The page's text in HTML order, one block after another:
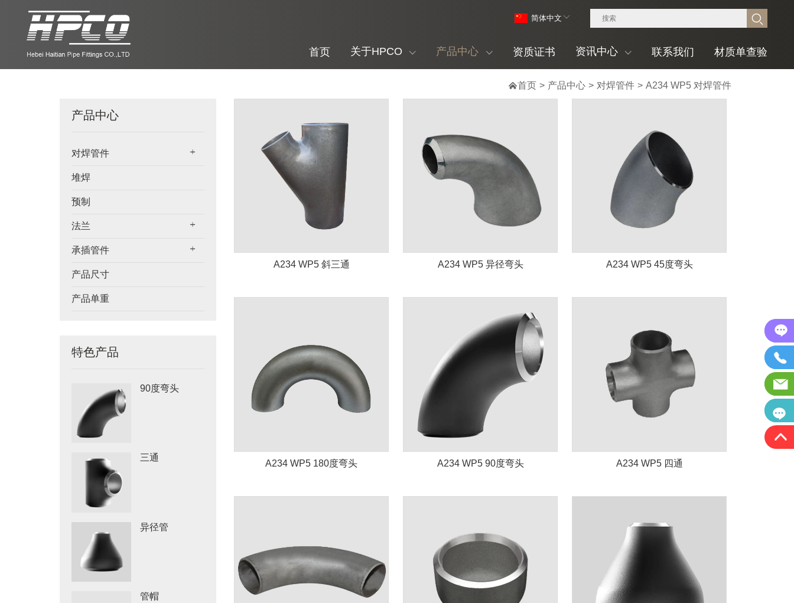
首页 关于HPCO 产品中心 资质证书 资讯中心 联系我们 材质单查验
简体中文
首页 > 产品中心 > 对焊管件 > A234 WP5 对焊管件
产品中心
对焊管件
堆焊
预制
法兰
承插管件
产品尺寸
产品单重
特色产品
90度弯头
三通
异径管
管帽
A234 WP5 斜三通 A234 WP5 异径弯头 A234 WP5 45度弯头
A234 WP5 180度弯头 A234 WP5 90度弯头 A234 WP5 四通